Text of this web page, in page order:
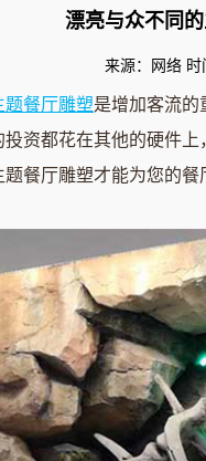
漂亮与众不同
来源：网络
题餐厅雕塑是增加客流的
资都花在其他的硬件
题餐厅雕塑才能为您的餐